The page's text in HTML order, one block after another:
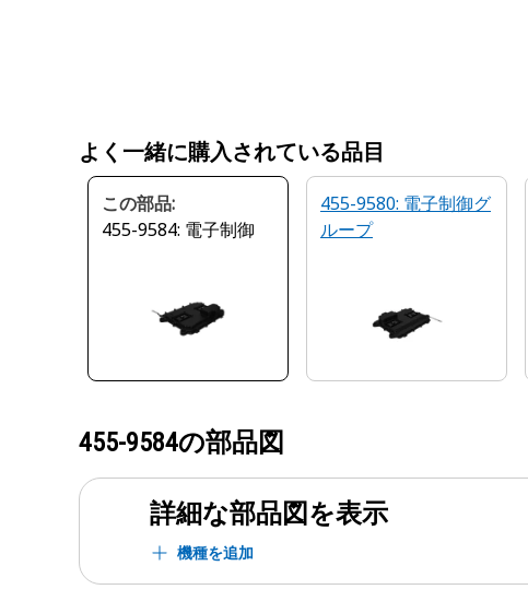
よく一緒に購入されている品目
この部品:
455-9584: 電子制御
455-9580: 電子制御グ
ループ
455-9584の部品図
詳細な部品図を表示
機種を追加